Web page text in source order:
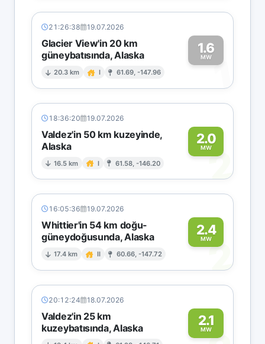
21:26:38 19.07.2026
Glacier View'in 20 km
güneybatısında, Alaska
20.3 km I 61.69, -147.96
1.6
MW1
18:36:20 19.07.2026
Valdez'in 50 km kuzeyinde,
Alaska
16.5 km I 61.58, -146.20
2.0
MW2
16:05:36 19.07.2026
Whittier'in 54 km doğu-
güneydoğusunda, Alaska
17.4 km II 60.66, -147.72
2.4
MW2
20:12:24 18.07.2026
Valdez'in 25 km
kuzeybatısında, Alaska
2.1
MW